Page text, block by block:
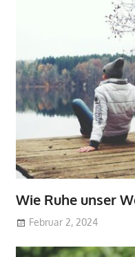
Wie Ruhe unser
Februar 2, 2024